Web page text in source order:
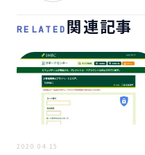
RELATED 関連記事
2020.04.15